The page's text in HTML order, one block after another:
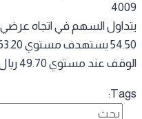
السهم في اتجاه عرضي
عند مستوي 49.70 ريال
البحث